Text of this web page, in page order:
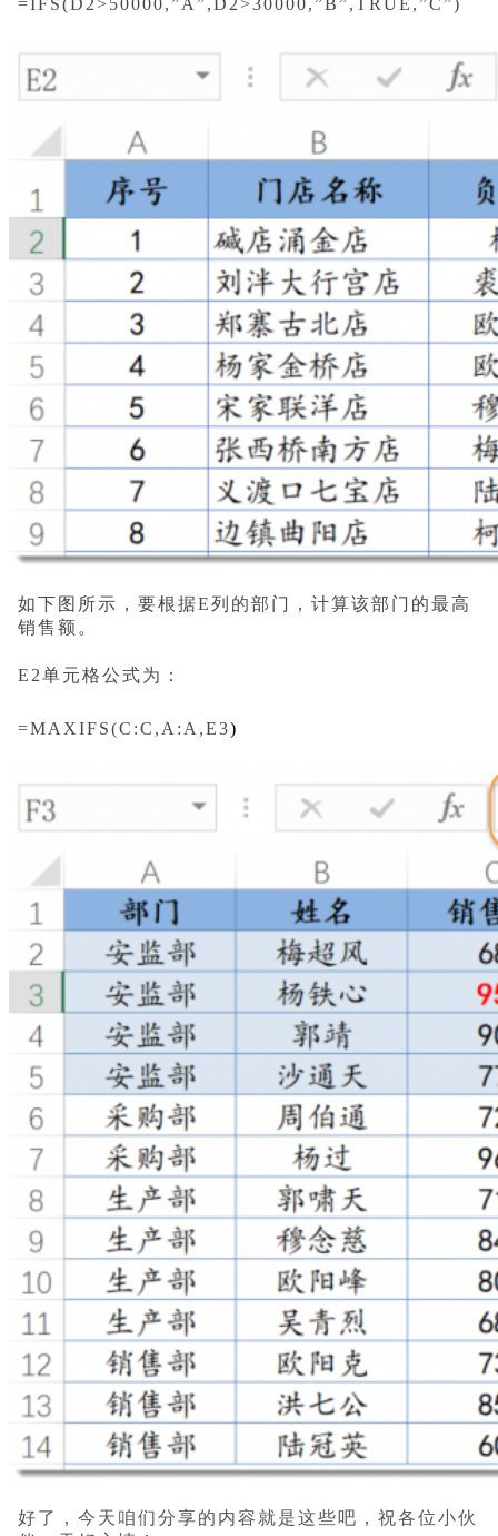
如下图所示，要根据E列的部门，计算该部门的最高
销售额。
E2单元格公式为：
=MAXIFS(C:C,A:A,E3)
好了，今天咱们分享的内容就是这些吧，祝各位小伙